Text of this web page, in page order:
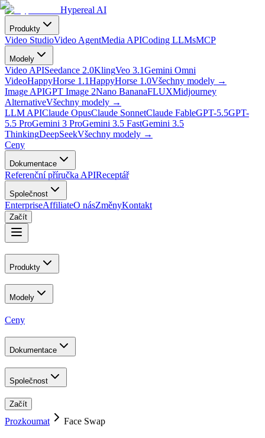
Hypereal AI
Produkty
Video StudioVideo AgentMedia APICoding LLMsMCP
Modely
Video APISeedance 2.0KlingVeo 3.1Gemini Omni
VideoHappyHorse 1.1HappyHorse 1.0Všechny modely →
Image APIGPT Image 2Nano BananaFLUXMidjourney
AlternativeVšechny modely →
LLM APIClaude OpusClaude SonnetClaude FableGPT-5.5GPT-
5.5 ProGemini 3 ProGemini 3.5 FastGemini 3.5
ThinkingDeepSeekVšechny modely →
Ceny
Dokumentace
Referenční příručka APIReceptář
Společnost
EnterpriseAffiliateO násZměnyKontakt
Začít
Produkty
Modely
Ceny
Dokumentace
Společnost
Začít
Prozkoumat Face Swap